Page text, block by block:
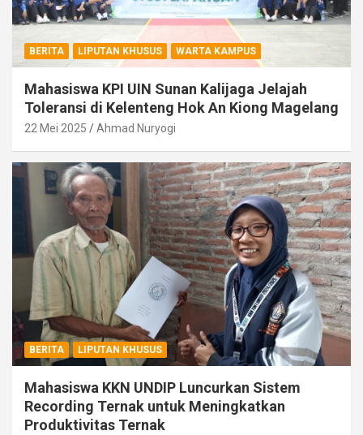
BERITA LIPUTAN KHUSUS WARTA KAMPUS
Mahasiswa KPI UIN Sunan Kalijaga Jelajah
Toleransi di Kelenteng Hok An Kiong Magelang
22 Mei 2025 Ahmad Nuryogi
BERITA LIPUTAN KHUSUS
Mahasiswa KKN UNDIP Luncurkan Sistem
Recording Ternak untuk Meningkatkan
Produktivitas Ternak